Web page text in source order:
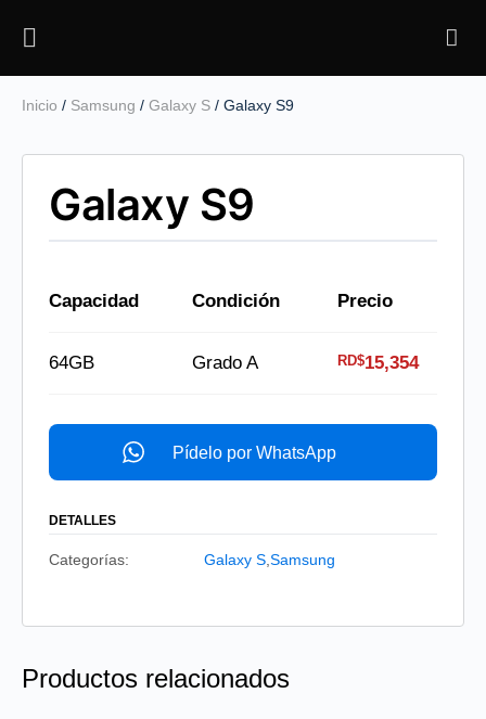
Galaxy S9
Inicio / Samsung / Galaxy S / Galaxy S9
Galaxy S9
Capacidad Condición Precio
64GB Grado A RD$15,354
Pídelo por WhatsApp
DETALLES
Categorías: Galaxy S ,Samsung
Productos relacionados